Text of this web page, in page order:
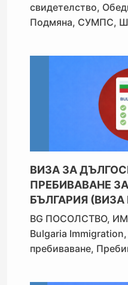
свидетелство,
Подмяна, СУМПС,
ВИЗА ЗА
ПРЕБИВАВАНЕ
БЪЛГАРИЯ (ВИЗА
BG ПОСОЛСТВО,
Bulgaria Immigration
пребиваване,